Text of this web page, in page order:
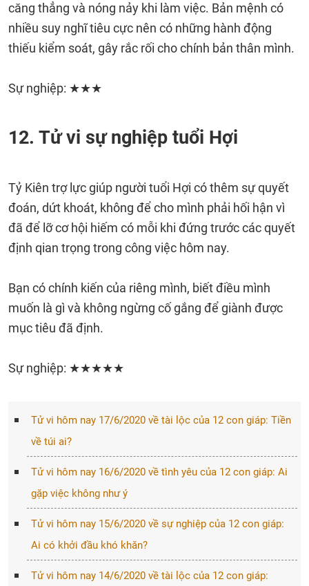
căng thẳng và nóng nảy khi làm việc. Bản mệnh có
nhiều suy nghĩ tiêu cực nên có những hành động
thiếu kiểm soát, gây rắc rối cho chính bản thân mình.
Sự nghiệp: ★★★
12. Tử vi sự nghiệp tuổi Hợi
Tỷ Kiên trợ lực giúp người tuổi Hợi có thêm sự quyết
đoán, dứt khoát, không để cho mình phải hối hận vì
đã để lỡ cơ hội hiếm có mỗi khi đứng trước các quyết
định qian trọng trong công việc hôm nay.
Bạn có chính kiến của riêng mình, biết điều mình
muốn là gì và không ngừng cố gắng để giành được
mục tiêu đã định.
Sự nghiệp: ★★★★★
Tử vi hôm nay 17/6/2020 về tài lộc của 12 con giáp: Tiền
về túi ai?
Tử vi hôm nay 16/6/2020 về tình yêu của 12 con giáp: Ai
gặp việc không như ý
Tử vi hôm nay 15/6/2020 về sự nghiệp của 12 con giáp:
Ai có khởi đầu khó khăn?
Tử vi hôm nay 14/6/2020 về tài lộc của 12 con giáp: